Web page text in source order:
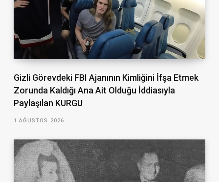
Gizli Görevdeki FBI Ajanının Kimliğini İfşa Etmek
Zorunda Kaldığı Ana Ait Olduğu İddiasıyla
Paylaşılan KURGU
1 AĞUSTOS 2026